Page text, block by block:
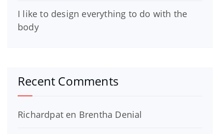
I like to design everything to do with the
body
Recent Comments
Richardpat en Brentha Denial